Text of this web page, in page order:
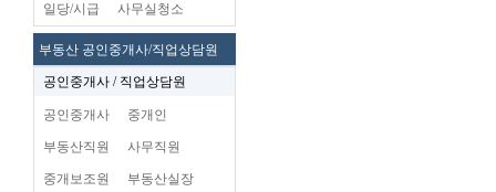
일당/시급 사무실청소
부동산 공인중개사/직업상담원
공인중개사 / 직업상담원
공인중개사 중개인
부동산직원 사무직원
중개보조원 부동산실장